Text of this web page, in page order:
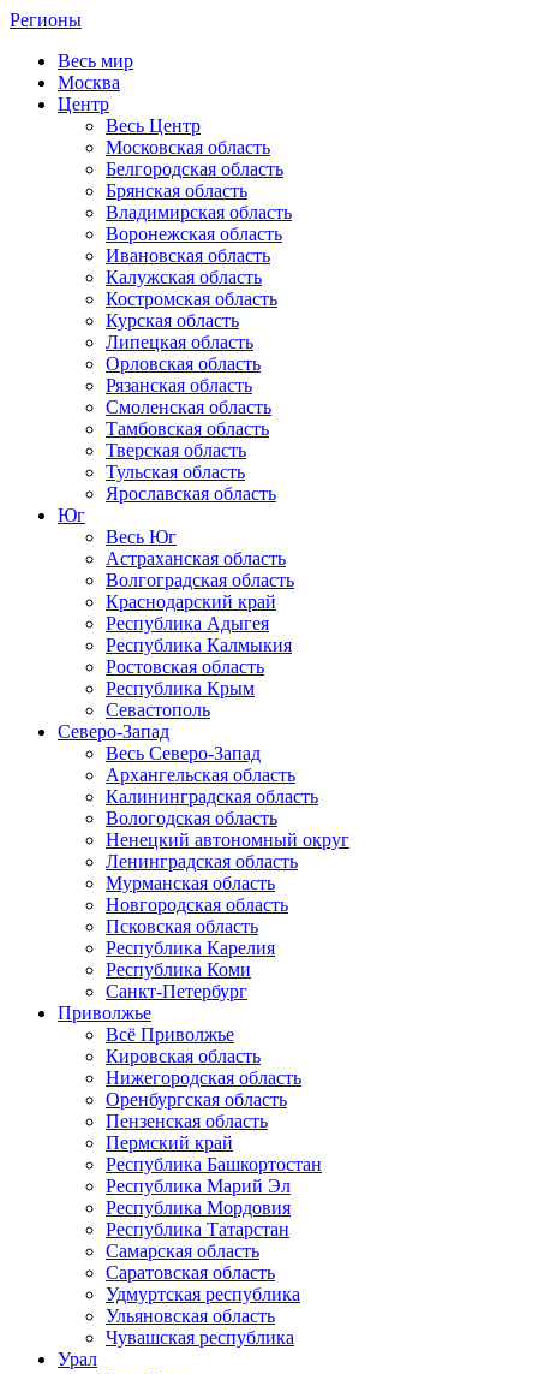
Регионы
Весь мир
Москва
Центр
Весь Центр
Московская область
Белгородская область
Брянская область
Владимирская область
Воронежская область
Ивановская область
Калужская область
Костромская область
Курская область
Липецкая область
Орловская область
Рязанская область
Смоленская область
Тамбовская область
Тверская область
Тульская область
Ярославская область
Юг
Весь Юг
Астраханская область
Волгоградская область
Краснодарский край
Республика Адыгея
Республика Калмыкия
Ростовская область
Республика Крым
Севастополь
Северо-Запад
Весь Северо-Запад
Архангельская область
Калининградская область
Вологодская область
Ненецкий автономный округ
Ленинградская область
Мурманская область
Новгородская область
Псковская область
Республика Карелия
Республика Коми
Санкт-Петербург
Приволжье
Всё Приволжье
Кировская область
Нижегородская область
Оренбургская область
Пензенская область
Пермский край
Республика Башкортостан
Республика Марий Эл
Республика Мордовия
Республика Татарстан
Самарская область
Саратовская область
Удмуртская республика
Ульяновская область
Чувашская республика
Урал